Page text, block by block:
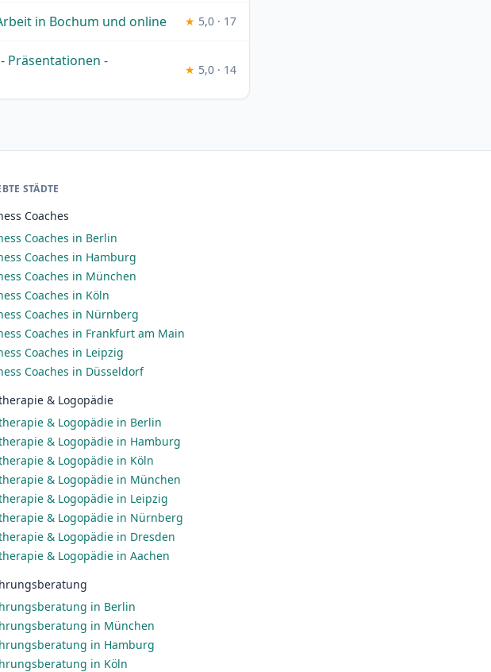
in Bochum und online ★ 5,0 · 17
Präsentationen -
★ 5,0 · 14
STÄDTE
Coaches
Coaches in Berlin
Coaches in Hamburg
Coaches in München
Coaches in Köln
Coaches in Nürnberg
Coaches in Frankfurt am Main
Coaches in Leipzig
Coaches in Düsseldorf
& Logopädie
& Logopädie in Berlin
& Logopädie in Hamburg
& Logopädie in Köln
& Logopädie in München
& Logopädie in Leipzig
& Logopädie in Nürnberg
& Logopädie in Dresden
& Logopädie in Aachen
in Berlin
in München
in Hamburg
in Köln